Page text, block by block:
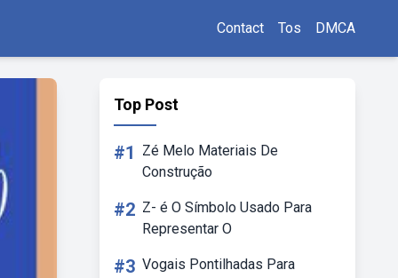
Contact Tos DMCA
Top Post
#1
Zé Melo Materiais De
Construção
#2 Z- é O Símbolo Usado Para
Representar O
#3 Vogais Pontilhadas Para